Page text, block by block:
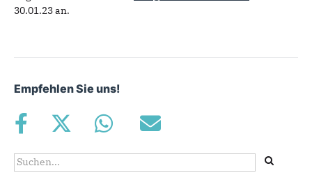
30.01.23 an.
Empfehlen Sie uns!
Suchformular
Suche